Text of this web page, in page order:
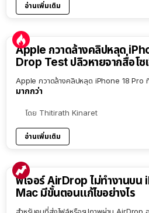
อ่านเพิ่มเติม
Apple กวาดล้างคลิปหลุด
Drop Test ปลิวหายจากสื่อโซ
Apple กวาดล้างคลิปหลุด iPhone 18 Pro
มากกว่า
โดย Thitirath Kinaret
อ่านเพิ่มเติม
ฟีเจอร์ AirDrop ไม่ทำงานบน
Mac มีขั้นตอนแก้ไขอย่างไร
สำหรับคนที่ส่งไฟล์หรือรูปภาพผ่าน AirDrop